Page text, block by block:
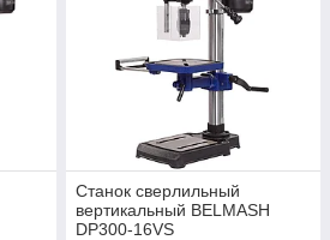
Станок cверлильный
вертикальный BELMASH
DP300-16VS